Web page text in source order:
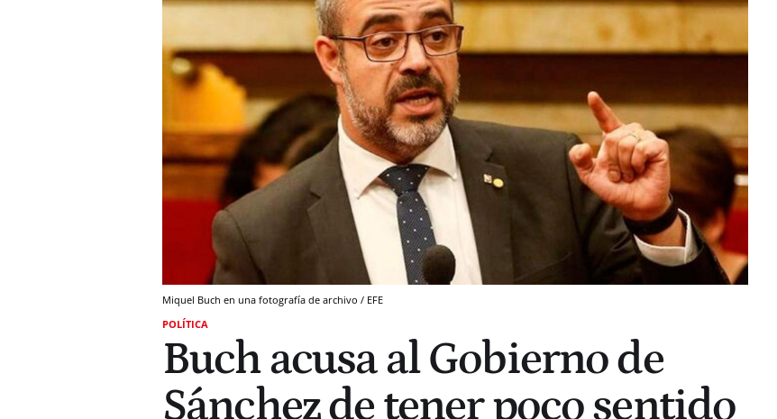
Miquel Buch en una fotografía de archivo / EFE
POLÍTICA
Buch acusa al Gobierno de
Sánchez de tener poco sentido